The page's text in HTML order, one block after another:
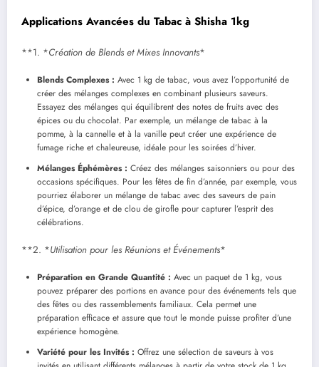
Applications Avancées du Tabac à Shisha 1kg
**1. *Création de Blends et Mixes Innovants*
Blends Complexes : Avec 1 kg de tabac, vous avez l’opportunité de
créer des mélanges complexes en combinant plusieurs saveurs.
Essayez des mélanges qui équilibrent des notes de fruits avec des
épices ou du chocolat. Par exemple, un mélange de tabac à la
pomme, à la cannelle et à la vanille peut créer une expérience de
fumage riche et chaleureuse, idéale pour les soirées d’hiver.
Mélanges Éphémères : Créez des mélanges saisonniers ou pour des
occasions spécifiques. Pour les fêtes de fin d’année, par exemple, vous
pourriez élaborer un mélange de tabac avec des saveurs de pain
d’épice, d’orange et de clou de girofle pour capturer l’esprit des
célébrations.
**2. *Utilisation pour les Réunions et Événements*
Préparation en Grande Quantité : Avec un paquet de 1 kg, vous
pouvez préparer des portions en avance pour des événements tels que
des fêtes ou des rassemblements familiaux. Cela permet une
préparation efficace et assure que tout le monde puisse profiter d’une
expérience homogène.
Variété pour les Invités : Offrez une sélection de saveurs à vos